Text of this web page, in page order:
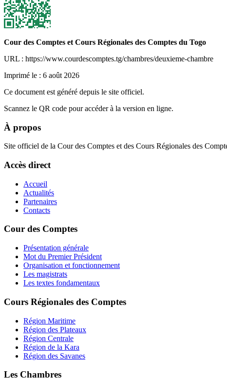
Cour des Comptes et Cours Régionales des Comptes du Togo
URL : https://www.courdescomptes.tg/chambres/deuxieme-chambre
Imprimé le : 6 août 2026
Ce document est généré depuis le site officiel.
Scannez le QR code pour accéder à la version en ligne.
À propos
Site officiel de la Cour des Comptes et des Cours Régionales des
Accès direct
Accueil
Actualités
Partenaires
Contacts
Cour des Comptes
Présentation générale
Mot du Premier Président
Organisation et fonctionnement
Les magistrats
Les textes fondamentaux
Cours Régionales des Comptes
Région Maritime
Région des Plateaux
Région Centrale
Région de la Kara
Région des Savanes
Les Chambres